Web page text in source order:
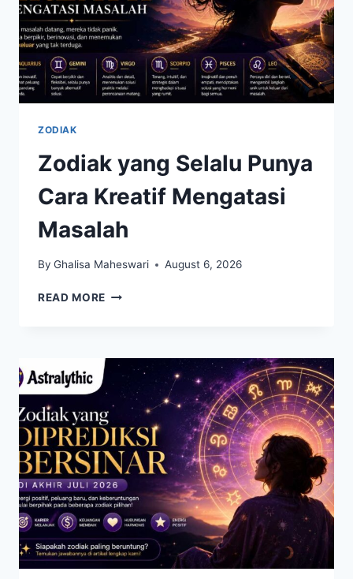
ZODIAK
Zodiak yang Selalu Punya
Cara Kreatif Mengatasi
Masalah
By Ghalisa Maheswari August 6, 2026
READ MORE ZODIAK
CARA
KREATIF
MENGATASI
MASALAH